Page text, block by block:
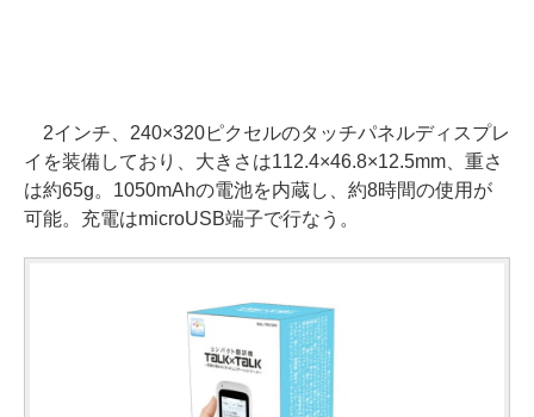
2インチ、240×320ピクセルのタッチパネルディスプレ
イを装備しており、大きさは112.4×46.8×12.5mm、重さ
は約65g。1050mAhの電池を内蔵し、約8時間の使用が
可能。充電はmicroUSB端子で行なう。